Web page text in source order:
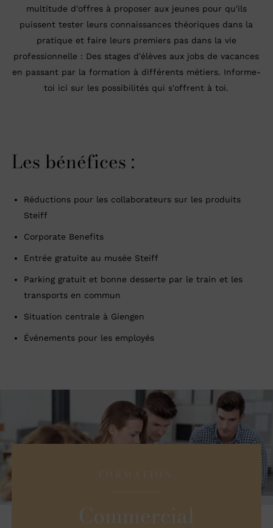
multitude d'offres à proposer aux jeunes pour qu'ils
puissent tester leurs connaissances théoriques dans la
pratique et faire leurs premiers pas dans la vie
professionnelle : Des stages d'élèves aux jobs de vacances
en passant par la formation à différents métiers. Informe-
toi ici sur les possibilités qui s'offrent à toi.
Les bénéfices :
Réductions pour les collaborateurs sur les produits
Steiff
Corporate Benefits
Entrée gratuite au musée Steiff
Parking gratuit et bonne desserte par le train et les
transports en commun
Situation centrale à Giengen
Événements pour les employés
FORMATION
Commercial